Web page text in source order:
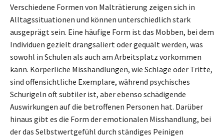
Verschiedene Formen von Malträtierung zeigen sich in
Alltagssituationen und können unterschiedlich stark
ausgeprägt sein. Eine häufige Form ist das Mobben, bei dem
Individuen gezielt drangsaliert oder gequält werden, was
sowohl in Schulen als auch am Arbeitsplatz vorkommen
kann. Körperliche Misshandlungen, wie Schläge oder Tritte,
sind offensichtliche Exemplare, während psychisches
Schurigeln oft subtiler ist, aber ebenso schädigende
Auswirkungen auf die betroffenen Personen hat. Darüber
hinaus gibt es die Form der emotionalen Misshandlung, bei
der das Selbstwertgefühl durch ständiges Peinigen